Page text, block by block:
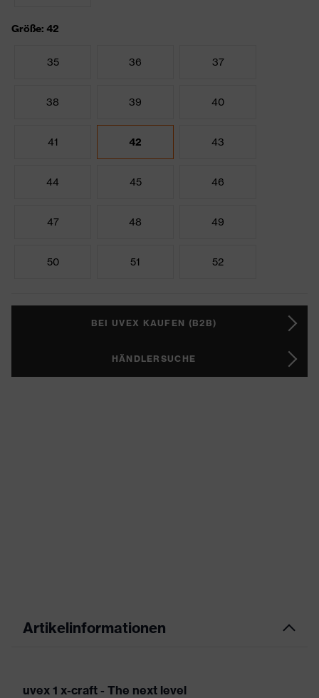
Größe: 42
35 36 37
38 39 40
41 42 43
44 45 46
47 48 49
50 51 52
BEI UVEX KAUFEN (B2B)
HÄNDLERSUCHE
Artikelinformationen
uvex 1 x-craft - The next level